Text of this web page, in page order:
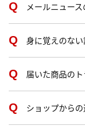
メールニュー
身に覚えのな
届いた商品の
ショップから